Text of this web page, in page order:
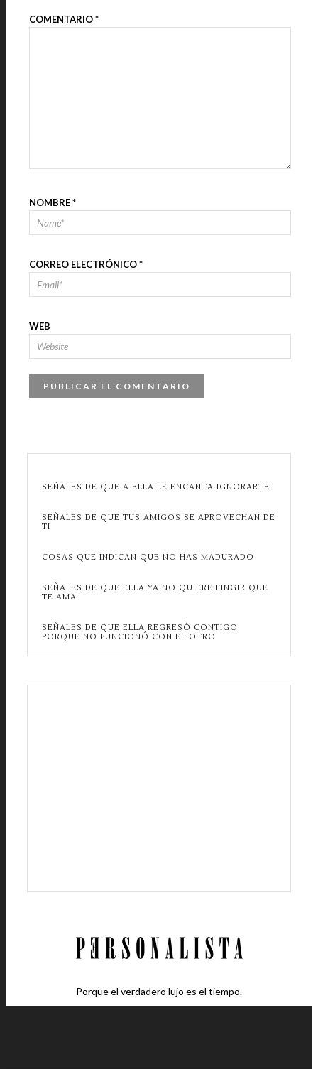
COMENTARIO*
NOMBRE*
CORREO ELECTRÓNICO*
WEB
SEÑALES DE QUE A ELLA LE ENCANTA IGNORARTE
SEÑALES DE QUE TUS AMIGOS SE APROVECHAN DE
TI
COSAS QUE INDICAN QUE NO HAS MADURADO
SEÑALES DE QUE ELLA YA NO QUIERE FINGIR QUE
TE AMA
SEÑALES DE QUE ELLA REGRESÓ CONTIGO
PORQUE NO FUNCIONÓ CON EL OTRO
Porque el verdadero lujo es el tiempo.